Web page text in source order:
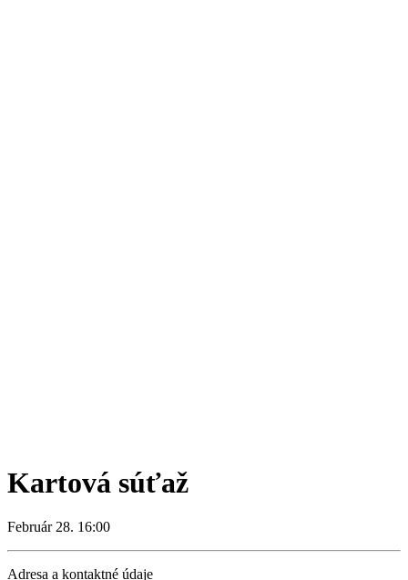
Kartová súťaž
Február 28. 16:00
Adresa a kontaktné údaje